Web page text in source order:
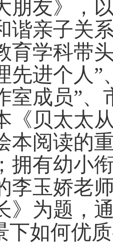
朋友》，
谐亲子关
育学科带
先进个人”
室成员”
《贝太太
本阅读的
拥有幼小
李玉娇老
》为题，
下如何优